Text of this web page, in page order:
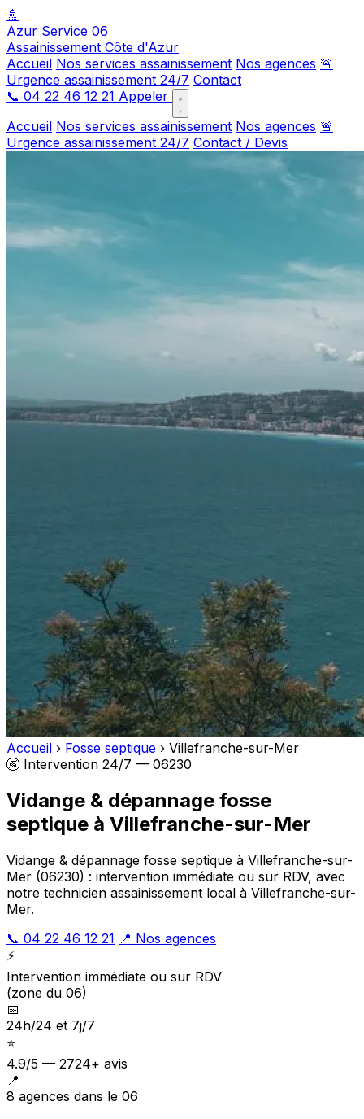
🚿
Azur Service 06
Assainissement Côte d'Azur
Accueil Nos services assainissement Nos agences 🚨
Urgence assainissement 24/7 Contact
📞 04 22 46 12 21 Appeler
Accueil Nos services assainissement Nos agences 🚨
Urgence assainissement 24/7 Contact / Devis
Accueil › Fosse septique › Villefranche-sur-Mer
🚱 Intervention 24/7 — 06230
Vidange & dépannage fosse
septique à Villefranche-sur-Mer
Vidange & dépannage fosse septique à Villefranche-sur-
Mer (06230) : intervention immédiate ou sur RDV, avec
notre technicien assainissement local à Villefranche-sur-
Mer.
📞 04 22 46 12 21 📍 Nos agences
⚡
Intervention immédiate ou sur RDV
(zone du 06)
📅
24h/24 et 7j/7
⭐
4.9/5 — 2724+ avis
📍
8 agences dans le 06